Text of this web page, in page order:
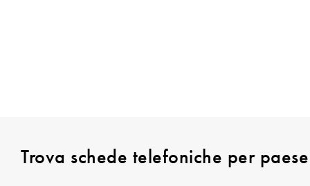
Trova schede telefoniche per paese